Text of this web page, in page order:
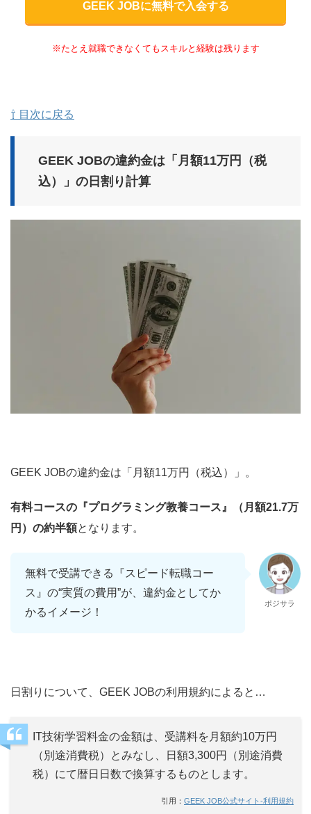
GEEK JOBに無料で入会する
※たとえ就職できなくてもスキルと経験は残ります
⇧ 目次に戻る
GEEK JOBの違約金は「月額11万円（税
込）」の日割り計算
GEEK JOBの違約金は「月額11万円（税込）」。
有料コースの『プログラミング教養コース』（月額21.7万
円）の約半額となります。
無料で受講できる『スピード転職コー
ス』の“実質の費用”が、違約金としてか
かるイメージ！
ポジサラ
日割りについて、GEEK JOBの利用規約によると…
IT技術学習料金の金額は、受講料を月額約10万円
（別途消費税）とみなし、日額3,300円（別途消費
税）にて暦日日数で換算するものとします。
引用： GEEK JOB公式サイト‐利用規約